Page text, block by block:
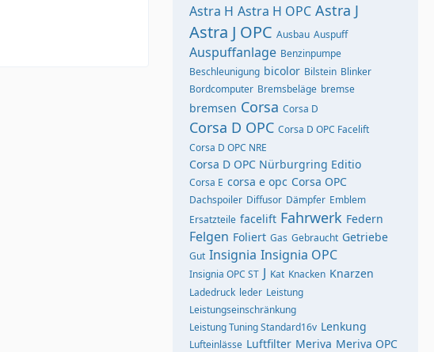
Astra H Astra H OPC Astra J
Astra J OPC Ausbau Auspuff
Auspuffanlage Benzinpumpe
Beschleunigung bicolor Bilstein Blinker
Bordcomputer Bremsbeläge bremse
bremsen Corsa Corsa D
Corsa D OPC Corsa D OPC Facelift
Corsa D OPC NRE
Corsa D OPC Nürburgring Editio
Corsa E corsa e opc Corsa OPC
Dachspoiler Diffusor Dämpfer Emblem
Ersatzteile facelift Fahrwerk Federn
Felgen Foliert Gas Gebraucht Getriebe
Gut Insignia Insignia OPC
Insignia OPC ST J Kat Knacken Knarzen
Ladedruck leder Leistung
Leistungseinschränkung
Leistung Tuning Standard16v Lenkung
Lufteinlässe Luftfilter Meriva Meriva OPC